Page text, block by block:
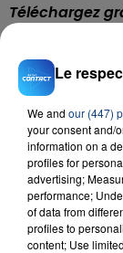
Téléchargez
Le
We and our (447)
your consent and/
information on a
profiles for
advertising;
performance;
of data from
profiles to
content; Use